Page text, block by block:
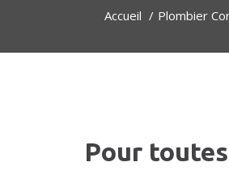
Accueil Plombier
Pour